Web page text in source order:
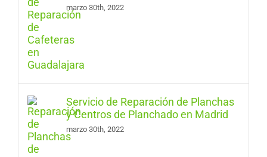
marzo 30th, 2022
Servicio de Reparación de Planchas
y Centros de Planchado en Madrid
marzo 30th, 2022